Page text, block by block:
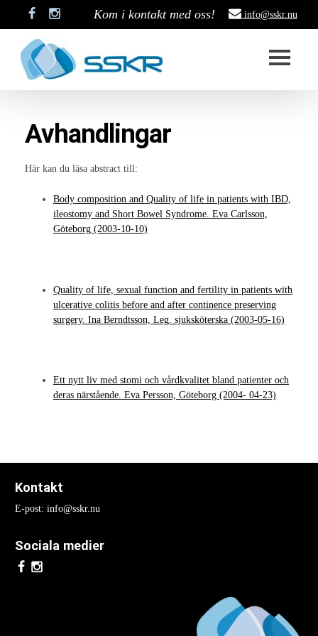
Kom i kontakt med oss! info@sskr.nu
SSKR
Styrelse
Stadgar
Historik
Projekt som är pågång
Nationell kongress 2015
Nationell Kongress 2011
Nationell kongress 2009
Nationell kongress 2005
Avhandlingar
Här kan du läsa abstract till:
Body composition and Quality of life in patients with IBD,
ileostomy and Short Bowel Syndrome. Eva Carlsson,
Göteborg (2003-10-10)
Quality of life, sexual function and fertility in patients with
ulcerative colitis before and after continence preserving
surgery. Ina Berndtsson, Leg. sjuksköterska (2003-05-16)
Ett nytt liv med stomi och vårdkvalitet bland patienter och
deras närstående. Eva Persson, Göteborg (2004- 04-23)
Kontakt
E-post: info@sskr.nu
Sociala medier